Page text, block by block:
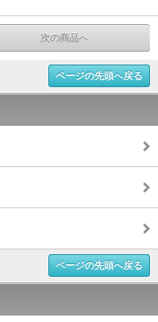
次の商品へ
ページの先頭へ戻る
ページの先頭へ戻る